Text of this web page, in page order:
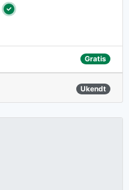
Gratis
Ukendt